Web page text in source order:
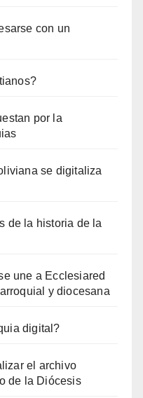
con un
por la
se digitaliza
de la historia de la
une a Ecclesiared
y diocesana
digital?
el archivo
de la Diócesis